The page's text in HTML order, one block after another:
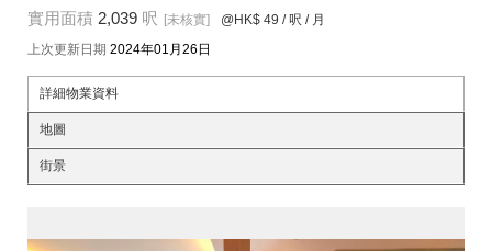
實用面積 2,039 呎 [未核實] @HK$ 49 / 呎 / 月
上次更新日期 2024年01月26日
詳細物業資料
地圖
街景